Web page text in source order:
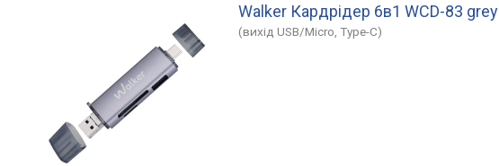
Walker Кардрідер 6в1 WCD-83 grey
(вихід USB/Micro, Type-C)